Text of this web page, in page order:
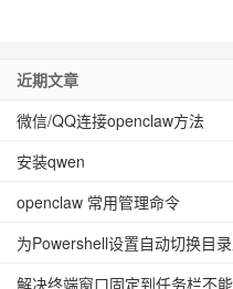
近期文章
微信/QQ连接openclaw方法
安装qwen
openclaw 常用管理命令
为Powershell设置自动切换目
解决终端窗口固定到任务栏不